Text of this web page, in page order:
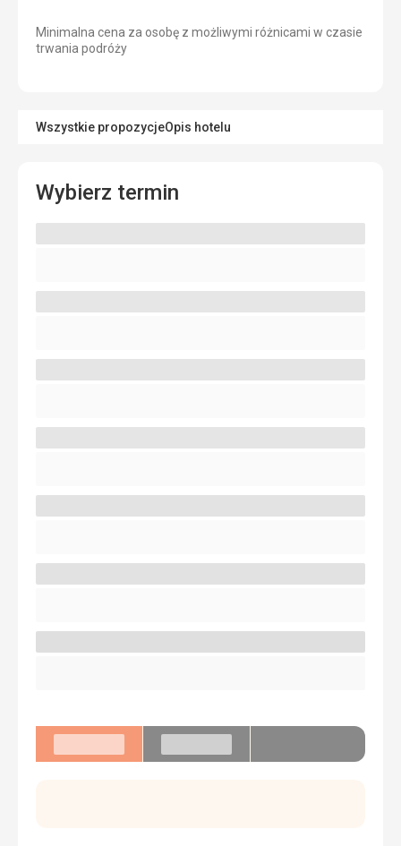
Minimalna cena za osobę z możliwymi różnicami w czasie
trwania podróży
Wszystkie propozycjeOpis hotelu
Wybierz termin